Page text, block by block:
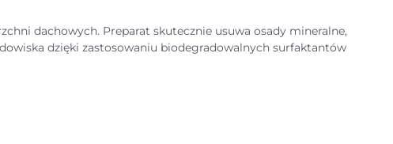
dachowych. Preparat skutecznie usuwa osady mineralne,
dzięki zastosowaniu biodegradowalnych surfaktantów